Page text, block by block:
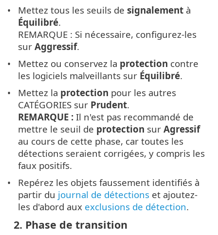
Mettez tous les seuils designalement à
Équilibré.
REMARQUE : Si nécessaire, configurez-les
surAggressif.
Mettez ou conservez la protection contre
les logiciels malveillants sur Équilibré.
Mettez la protection pour les autres
CATÉGORIES sur Prudent.
REMARQUE : Il n'est pas recommandé de
mettre le seuil de protection surAgressif
au cours de cette phase, car toutes les
détections seraient corrigées, y compris les
faux positifs.
Repérez les objets faussement identifiés à
partir du journal de détections et ajoutez-
les d'abord aux exclusions de détection.
2. Phase de transition